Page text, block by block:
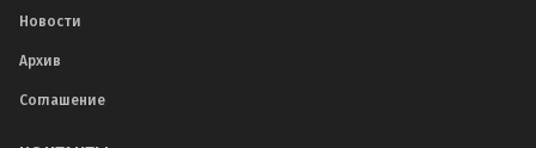
Новости
Архив
Соглашение